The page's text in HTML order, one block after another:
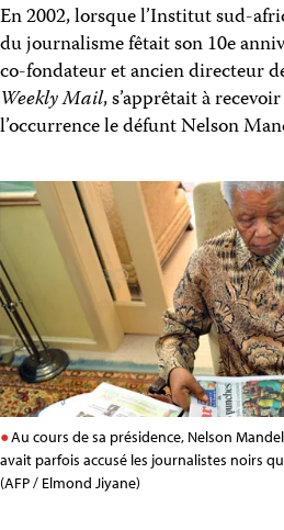
En 2002, lorsque l’Institut sud-
du journalisme fêtait son 10e
co-fondateur et ancien directeur
Weekly Mail, s’apprêtait à
l’occurrence le défunt Nelson
Au cours de sa présidence, Nelson
avait parfois accusé les journalistes noirs
(AFP / Elmond Jiyane)